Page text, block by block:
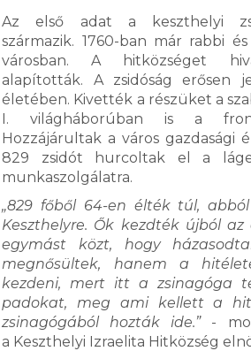
Az első adat a keszthelyi
származik. 1760-ban már rabbi
városban. A hitközséget
alapították. A zsidóság erősen
életében. Kivették a részüket a
I. világháborúban is a
Hozzájárultak a város gazdasági
829 zsidót hurcoltak el a
munkaszolgálatra.
„829 főből 64-en élték túl,
Keszthelyre. Ők kezdték újból
egymást közt, hogy
megnősültek, hanem a
kezdeni, mert itt a zsinagóga
padokat, meg ami kellett a
zsinagógából hozták ide.”-
a Keszthelyi Izraelita Hitközség